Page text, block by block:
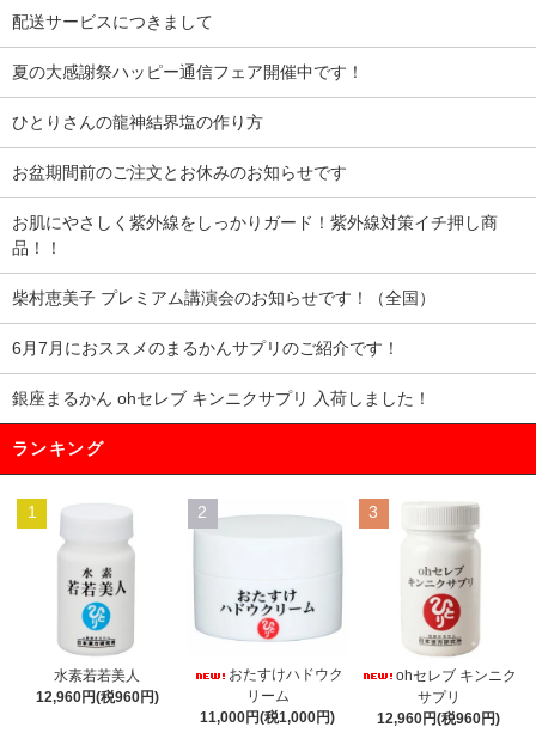
配送サービスにつきまして
夏の大感謝祭ハッピー通信フェア開催中です！
ひとりさんの龍神結界塩の作り方
お盆期間前のご注文とお休みのお知らせです
お肌にやさしく紫外線をしっかりガード！紫外線対策イチ押し商
品！！
柴村恵美子 プレミアム講演会のお知らせです！（全国）
6月7月におススメのまるかんサプリのご紹介です！
銀座まるかん ohセレブ キンニクサプリ 入荷しました！
ランキング
1
水素若若美人
12,960円(税960円)
2
おたすけハドウク
リーム
11,000円(税1,000円)
3
ohセレブ キンニク
サプリ
12,960円(税960円)